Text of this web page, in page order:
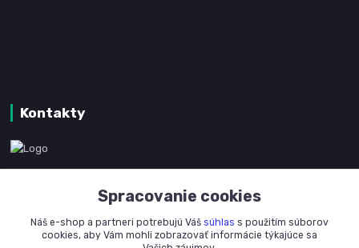
Kontakty
+421 905 327 801
(Po-Pia, 8-16 hod.)
Spracovanie cookies
Náš e-shop a partneri potrebujú Váš súhlas s použitím súborov
cookies, aby Vám mohli zobrazovať informácie týkajúce sa